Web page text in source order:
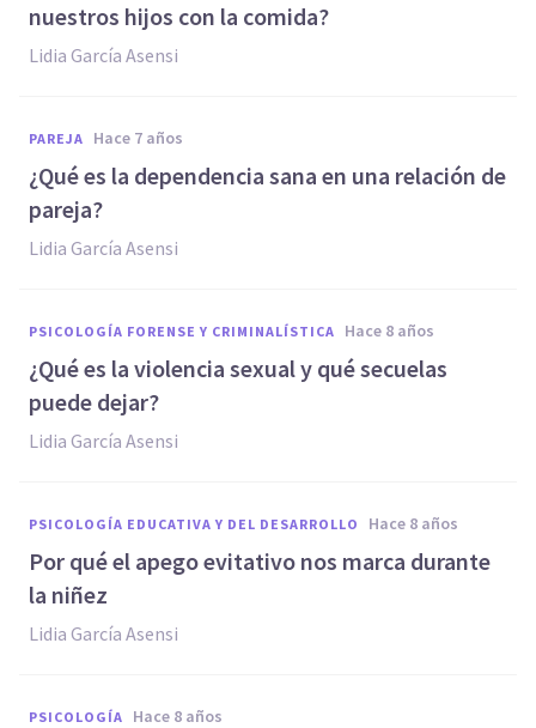
nuestros hijos con la comida?
Lidia García Asensi
PAREJA hace 7 años
¿Qué es la dependencia sana en una relación de
pareja?
Lidia García Asensi
PSICOLOGÍA FORENSE Y CRIMINALÍSTICA hace 8 años
¿Qué es la violencia sexual y qué secuelas
puede dejar?
Lidia García Asensi
PSICOLOGÍA EDUCATIVA Y DEL DESARROLLO hace 8 años
Por qué el apego evitativo nos marca durante
la niñez
Lidia García Asensi
PSICOLOGÍA hace 8 años